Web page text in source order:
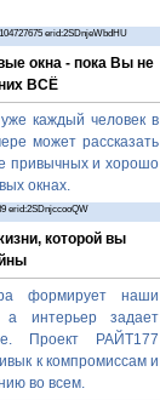
erid:2SDnjeWbdHU
окна - пока Вы не
ВСЁ
каждый человек в
может рассказать
привычных и хорошо
окнах.
erid:2SDnjccooQW
которой вы
формирует наши
а интерьер задает
Проект РАЙТ177
к компромиссам и
во всем.